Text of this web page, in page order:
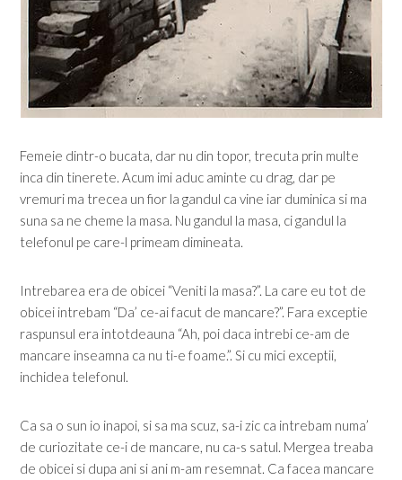
Femeie dintr-o bucata, dar nu din topor, trecuta prin multe
inca din tinerete. Acum imi aduc aminte cu drag, dar pe
vremuri ma trecea un fior la gandul ca vine iar duminica si ma
suna sa ne cheme la masa. Nu gandul la masa, ci gandul la
telefonul pe care-l primeam dimineata.
Intrebarea era de obicei “Veniti la masa?”. La care eu tot de
obicei intrebam “Da’ ce-ai facut de mancare?”. Fara exceptie
raspunsul era intotdeauna “Ah, poi daca intrebi ce-am de
mancare inseamna ca nu ti-e foame.”. Si cu mici exceptii,
inchidea telefonul.
Ca sa o sun io inapoi, si sa ma scuz, sa-i zic ca intrebam numa’
de curiozitate ce-i de mancare, nu ca-s satul. Mergea treaba
de obicei si dupa ani si ani m-am resemnat. Ca facea mancare